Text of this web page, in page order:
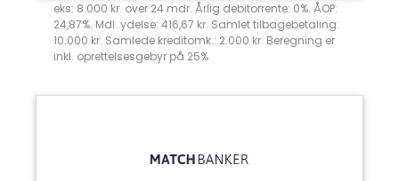
eks: 8.000 kr. over 24 mdr. Årlig debitorrente: 0%. ÅOP:
24,87%. Mdl. ydelse: 416,67 kr. Samlet tilbagebetaling:
10.000 kr. Samlede kreditomk.: 2.000 kr. Beregning er
inkl. oprettelsesgebyr på 25%